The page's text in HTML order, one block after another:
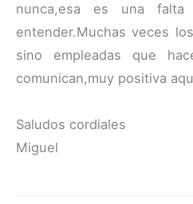
nunca,esa es una
entender.Muchas veces
sino empleadas que
comunican,muy positiva
Saludos cordiales
Miguel